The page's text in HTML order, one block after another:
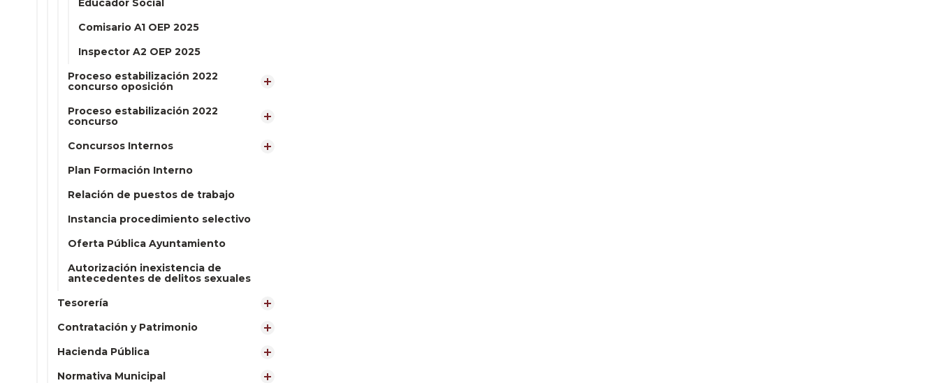
Educador Social
Comisario A1 OEP 2025
Inspector A2 OEP 2025
Proceso estabilización 2022
concurso oposición
Proceso estabilización 2022
concurso
Concursos Internos
Plan Formación Interno
Relación de puestos de trabajo
Instancia procedimiento selectivo
Oferta Pública Ayuntamiento
Autorización inexistencia de
antecedentes de delitos sexuales
Tesorería
Contratación y Patrimonio
Hacienda Pública
Normativa Municipal